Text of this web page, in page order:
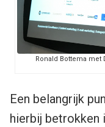
Ronald Bottema met
Een belangrijk
hierbij betrokken